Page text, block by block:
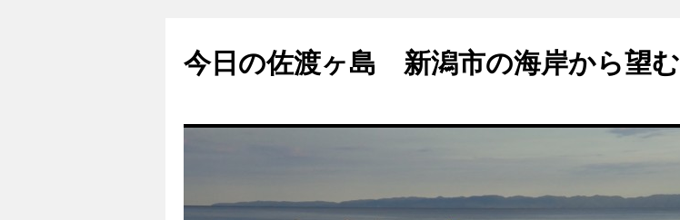
テ
ス
今日の佐渡ヶ島 新潟市の海岸から望む